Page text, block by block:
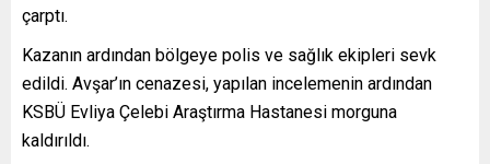
çarptı.
Kazanın ardından bölgeye polis ve sağlık ekipleri sevk
edildi. Avşar’ın cenazesi, yapılan incelemenin ardından
KSBÜ Evliya Çelebi Araştırma Hastanesi morguna
kaldırıldı.